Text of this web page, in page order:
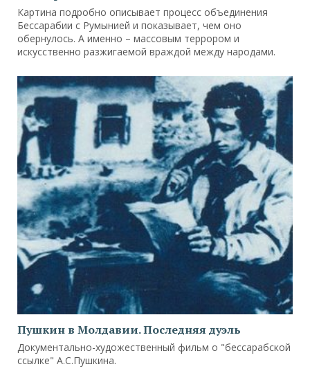
Картина подробно описывает процесс объединения
Бессарабии с Румынией и показывает, чем оно
обернулось. А именно – массовым террором и
искусственно разжигаемой враждой между народами.
Пушкин в Молдавии. Последняя дуэль
Документально-художественный фильм о "бессарабской
ссылке" А.С.Пушкина.